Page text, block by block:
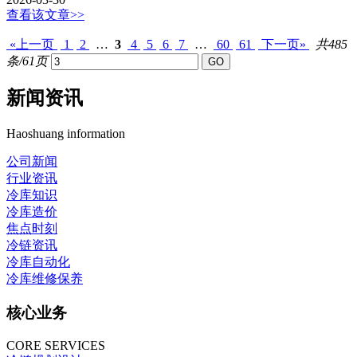
查看该文章>>
«上一页 1 2 … 3 4 5 6 7 … 60 61 下一页»
共485
条/61页
新闻资讯
Haoshuang information
公司新闻
行业资讯
冷库知识
冷库造价
焦点时刻
冷链资讯
冷库自动化
冷库维修保养
核心业务
CORE SERVICES